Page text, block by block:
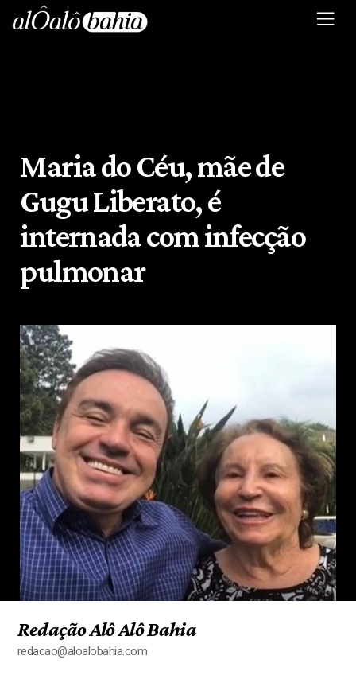
Maria do Céu, mãe de
Gugu Liberato, é
internada com infecção
pulmonar
Redação Alô Alô Bahia
redacao@aloalobahia.com